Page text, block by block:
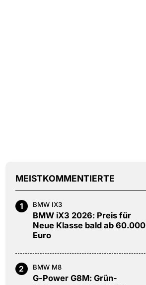
MEISTKOMMENTIERTE
1 BMW IX3
BMW iX3 2026: Preis für
Neue Klasse bald ab 60.000
Euro
2 BMW M8
G-Power G8M: Grün-